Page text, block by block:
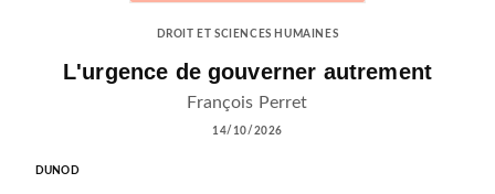
DROIT ET SCIENCES HUMAINES
L'urgence de gouverner autrement
François Perret
14/10/2026
DUNOD